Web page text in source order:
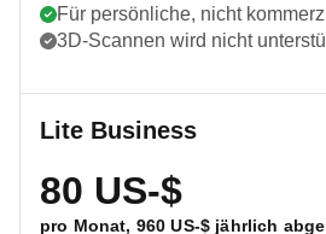
Für persönliche, nicht
3D-Scannen wird nicht
Lite Business
80 US-$
pro Monat, 960 US-$ jährlich